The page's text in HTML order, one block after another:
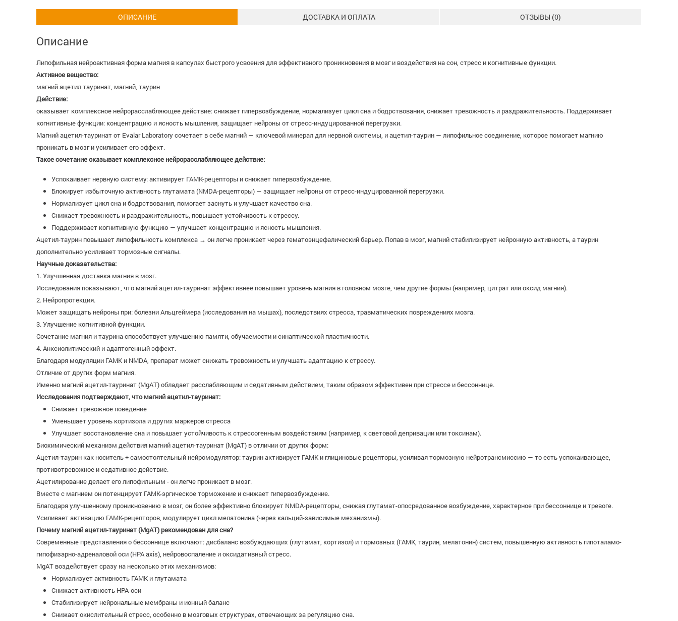
ОПИСАНИЕ ДОСТАВКА И ОПЛАТА ОТЗЫВЫ (0)
Описание
Липофильная нейроактивная форма магния в капсулах быстрого усвоения для эффективного проникновения в мозг и воздействия на сон, стресс и когнитивные функции.
Активное вещество:
магний ацетил тауринат, магний, таурин
Действие:
оказывает комплексное нейрорасслабляющее действие: снижает гипервозбуждение, нормализует цикл сна и бодрствования, снижает тревожность и раздражительность. Поддерживает
когнитивные функции: концентрацию и ясность мышления, защищает нейроны от стресс-индуцированной перегрузки.
Магний ацетил-тауринат от Evalar Laboratory сочетает в себе магний — ключевой минерал для нервной системы, и ацетил-таурин — липофильное соединение, которое помогает магнию
проникать в мозг и усиливает его эффект.
Такое сочетание оказывает комплексное нейрорасслабляющее действие:
Успокаивает нервную систему: активирует ГАМК-рецепторы и снижает гипервозбуждение.
Блокирует избыточную активность глутамата (NMDA-рецепторы) — защищает нейроны от стресс-индуцированной перегрузки.
Нормализует цикл сна и бодрствования, помогает заснуть и улучшает качество сна.
Снижает тревожность и раздражительность, повышает устойчивость к стрессу.
Поддерживает когнитивную функцию — улучшает концентрацию и ясность мышления.
Ацетил-таурин повышает липофильность комплекса → он легче проникает через гематоэнцефалический барьер. Попав в мозг, магний стабилизирует нейронную активность, а таурин
дополнительно усиливает тормозные сигналы.
Научные доказательства:
1. Улучшенная доставка магния в мозг.
Исследования показывают, что магний ацетил-тауринат эффективнее повышает уровень магния в головном мозге, чем другие формы (например, цитрат или оксид магния).
2. Нейропротекция.
Может защищать нейроны при: болезни Альцгеймера (исследования на мышах), последствиях стресса, травматических повреждениях мозга.
3. Улучшение когнитивной функции.
Сочетание магния и таурина способствует улучшению памяти, обучаемости и синаптической пластичности.
4. Анксиолитический и адаптогенный эффект.
Благодаря модуляции ГАМК и NMDA, препарат может снижать тревожность и улучшать адаптацию к стрессу.
Отличие от других форм магния.
Именно магний ацетил-тауринат (MgAT) обладает расслабляющим и седативным действием, таким образом эффективен при стрессе и бессоннице.
Исследования подтверждают, что магний ацетил-тауринат:
Снижает тревожное поведение
Уменьшает уровень кортизола и других маркеров стресса
Улучшает восстановление сна и повышает устойчивость к стрессогенным воздействиям (например, к световой депривации или токсинам).
Биохимический механизм действия магний ацетил-тауринат (MgAT) в отличии от других форм:
Ацетил-таурин как носитель + самостоятельный нейромодулятор: таурин активирует ГАМК и глициновые рецепторы, усиливая тормозную нейротрансмиссию — то есть успокаивающее,
противотревожное и седативное действие.
Ацетилирование делает его липофильным - он легче проникает в мозг.
Вместе с магнием он потенцирует ГАМК-эргическое торможение и снижает гипервозбуждение.
Благодаря улучшенному проникновению в мозг, он более эффективно блокирует NMDA-рецепторы, снижая глутамат-опосредованное возбуждение, характерное при бессоннице и тревоге.
Усиливает активацию ГАМК-рецепторов, модулирует цикл мелатонина (через кальций-зависимые механизмы).
Почему магний ацетил-тауринат (MgAT) рекомендован для сна?
Современные представления о бессоннице включают: дисбаланс возбуждающих (глутамат, кортизол) и тормозных (ГАМК, таурин, мелатонин) систем, повышенную активность гипоталамо-
гипофизарно-адреналовой оси (HPA axis), нейровоспаление и оксидативный стресс.
MgAT воздействует сразу на несколько этих механизмов:
Нормализует активность ГАМК и глутамата
Снижает активность HPA-оси
Стабилизирует нейрональные мембраны и ионный баланс
Снижает окислительный стресс, особенно в мозговых структурах, отвечающих за регуляцию сна.